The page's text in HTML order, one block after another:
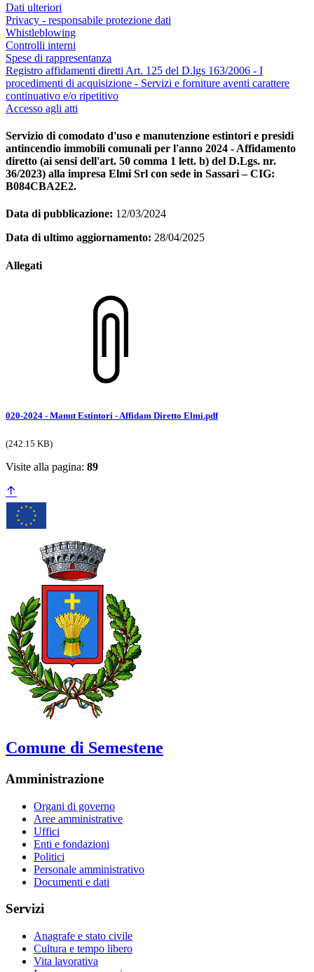
Dati ulteriori
Privacy - responsabile protezione dati
Whistleblowing
Controlli interni
Spese di rappresentanza
Registro affidamenti diretti Art. 125 del D.lgs 163/2006 - I
procedimenti di acquisizione - Servizi e forniture aventi carattere
continuativo e/o ripetitivo
Accesso agli atti
Servizio di comodato d'uso e manutenzione estintori e presidi
antincendio immobili comunali per l'anno 2024 - Affidamento
diretto (ai sensi dell'art. 50 comma 1 lett. b) del D.Lgs. nr.
36/2023) alla impresa Elmi Srl con sede in Sassari – CIG:
B084CBA2E2.
Data di pubblicazione: 12/03/2024
Data di ultimo aggiornamento: 28/04/2025
Allegati
020-2024 - Manut Estintori - Affidam Diretto Elmi.pdf
(242.15 KB)
Visite alla pagina: 89
Comune di Semestene
Amministrazione
Organi di governo
Aree amministrative
Uffici
Enti e fondazioni
Politici
Personale amministrativo
Documenti e dati
Servizi
Anagrafe e stato civile
Cultura e tempo libero
Vita lavorativa